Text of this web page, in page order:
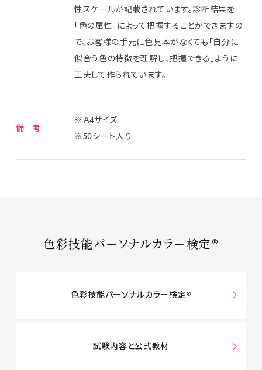
性スケールが記載されています。診断結果を
「色の属性」によって把握することができますの
で、お客様の手元に色見本がなくても「自分に
似合う色の特徴を理解し、把握できる」ように
工夫して作られています。
備 考
※Ａ4サイズ
※50シート入り
色彩技能パーソナルカラー検定®
色彩技能パーソナルカラー検定®
試験内容と公式教材